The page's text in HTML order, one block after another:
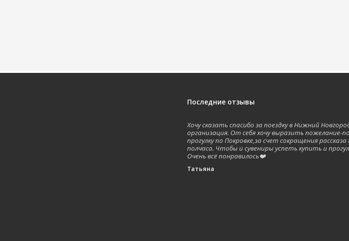
Последние отзывы
Хочу сказать спасибо за поездку в Нижний
организация. От себя хочу выразить пожелание-
прогулку по Покровке,за счет сокращения
полчаса. Чтобы и сувениры успеть купить и
Очень всё понравилось❤️
Татьяна